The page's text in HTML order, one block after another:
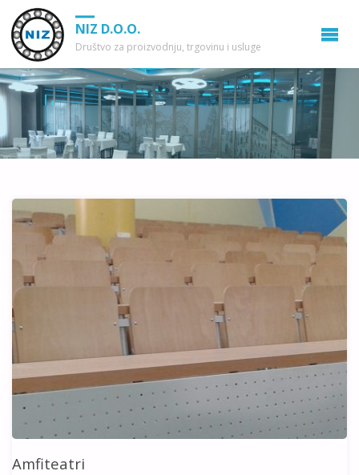
NIZ D.O.O.
Društvo za proizvodnju, trgovinu i usluge
Amfiteatri